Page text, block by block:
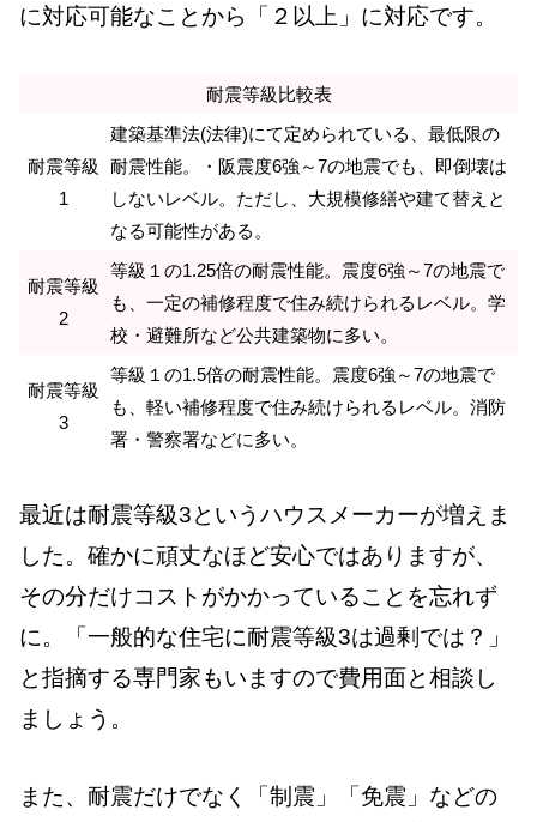
に対応可能なことから「２以上」に対応です。
耐震等級比較表
耐震等級
1
建築基準法(法律)にて定められている、最低限の
耐震性能。・阪震度6強～7の地震でも、即倒壊は
しないレベル。ただし、大規模修繕や建て替えと
なる可能性がある。
耐震等級
2
等級１の1.25倍の耐震性能。震度6強～7の地震で
も、一定の補修程度で住み続けられるレベル。学
校・避難所など公共建築物に多い。
耐震等級
3
等級１の1.5倍の耐震性能。震度6強～7の地震で
も、軽い補修程度で住み続けられるレベル。消防
署・警察署などに多い。
最近は耐震等級3というハウスメーカーが増えま
した。確かに頑丈なほど安心ではありますが、
その分だけコストがかかっていることを忘れず
に。「一般的な住宅に耐震等級3は過剰では？」
と指摘する専門家もいますので費用面と相談し
ましょう。
また、耐震だけでなく「制震」「免震」などの